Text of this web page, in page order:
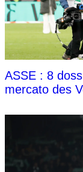
ASSE : 8
mercato des